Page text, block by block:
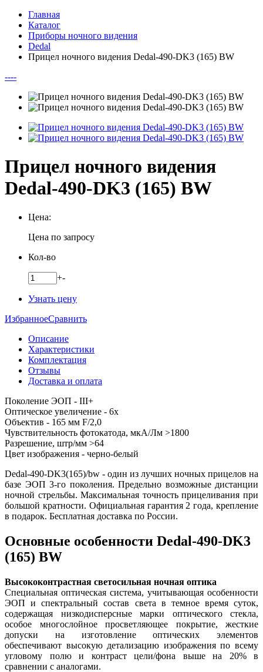
Главная
Каталог
Приборы ночного видения
Dedal
Прицел ночного видения Dedal-490-DK3 (165) BW
----
Прицел ночного видения
Dedal-490-DK3 (165) BW
Цена:
Цена по запросу
Кол-во
+-
Узнать цену
ИзбранноеСравнить
Описание
Характеристики
Комплектация
Отзывы
Доставка и оплата
Поколение ЭОП - III+
Оптическое увеличение - 6x
Объектив - 165 мм F/2,0
Чувствительность фотокатода, мкА/Лм >1800
Разрешение, штр/мм >64
Цвет изображения - черно-белый
Dedal-490-DK3(165)/bw - один из лучших ночных прицелов на
базе ЭОП 3-го поколения. Предельно возможные дистанции
ночной стрельбы. Максимальная точность прицеливания при
большой кратности. Официальная гарантия 2 года, крепление
в подарок. Бесплатная доставка по России.
Основные особенности Dedal-490-DK3
(165) BW
Высококонтрастная светосильная ночная оптика
Специальная оптическая система, учитывающая особенности
ЭОП и спектральный состав света в темное время суток,
содержащая низкодисперсные марки оптического стекла,
особое многослойное просветляющее покрытие, жесткие
допуски на изготовление оптических элементов
обеспечивают высокую детализацию изображения по всему
угловому полю и контраст цели/фона выше на 20% в
сравнении с аналогами.